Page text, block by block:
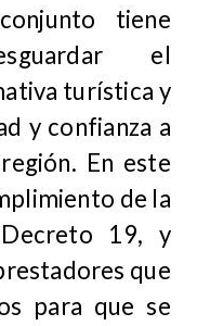
tiene
el
turística y
y confianza a
En este
de la
19, y
que
para que se